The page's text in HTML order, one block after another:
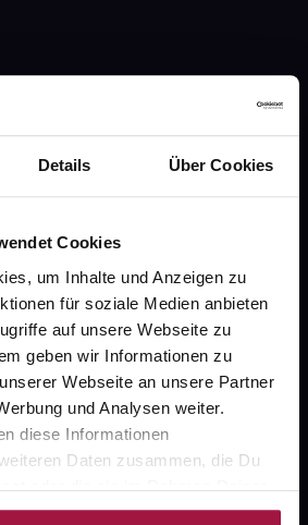
Details Über Cookies
Cookies
um Inhalte und Anzeigen zu
für soziale Medien anbieten
auf unsere Webseite zu
geben wir Informationen zu
Webseite an unsere Partner
und Analysen weiter.
diese Informationen
Daten zusammen, die Du
oder die sie im Rahmen Deiner
gesammelt haben.